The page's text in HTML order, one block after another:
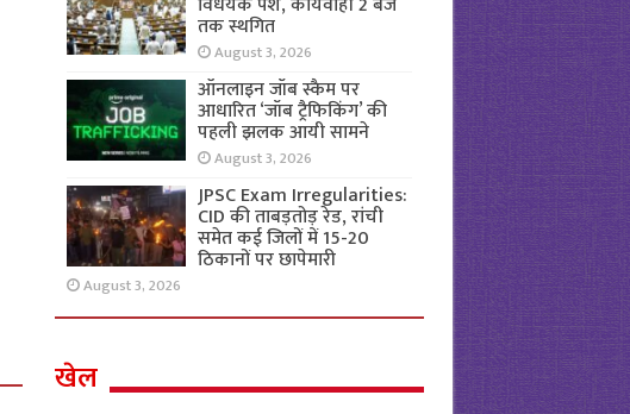
तक स्थगित
August 3, 2026
ऑनलाइन जॉब स्कैम पर
आधारित ‘जॉब ट्रैफिकिंग’ की
पहली झलक आयी सामने
August 3, 2026
JPSC Exam Irregularities:
CID की ताबड़तोड़ रेड, रांची
समेत कई जिलों में 15-20
ठिकानों पर छापेमारी
August 3, 2026
खेल